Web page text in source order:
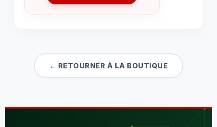
← RETOURNER À LA BOUTIQUE